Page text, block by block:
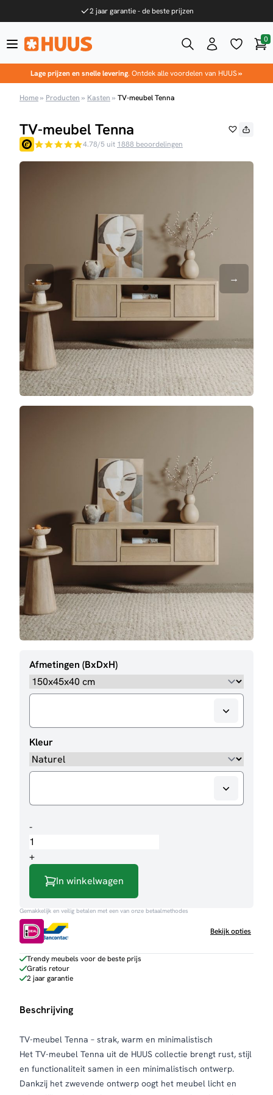
2 jaar garantie - de beste prijzen
0
Lage prijzen en snelle levering. Ontdek alle voordelen van HUUS»
Home» Producten » Kasten » TV-meubel Tenna
TV-meubel Tenna
4.78/5 uit 1888 beoordelingen
Afmetingen (BxDxH)
Kleur
-TV-
meubel
Tenna
+
In winkelwagen
Gemakkelijk en veilig betalen met een van onze betaalmethodes
Bekijk opties
Trendy meubels voor de beste prijs
Gratis retour
2 jaar garantie
Beschrijving
TV-meubel Tenna – strak, warm en minimalistisch
Het TV-meubel Tenna uit de HUUS collectie brengt rust, stijl
en functionaliteit samen in een minimalistisch ontwerp.
Dankzij het zwevende ontwerp oogt het meubel licht en